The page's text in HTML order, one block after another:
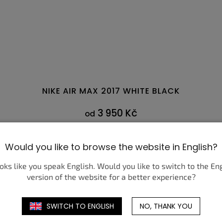
NIKE AIR MAX 2017 WHITE BLACK
od 3 950 Kč
Would you like to browse the website in English?
like you speak English. Would you like to switch to the
version of the website for a better experience?
SWITCH TO ENGLISH NO, THANK YOU